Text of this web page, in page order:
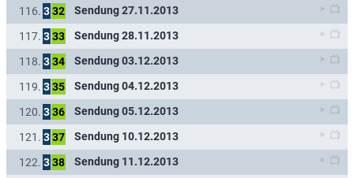
116. 332 Sendung 27.11.2013
117. 333 Sendung 28.11.2013
118. 334 Sendung 03.12.2013
119. 335 Sendung 04.12.2013
120. 336 Sendung 05.12.2013
121. 337 Sendung 10.12.2013
122. 338 Sendung 11.12.2013